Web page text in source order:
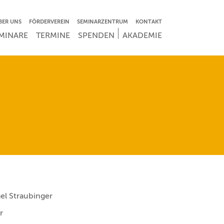
ÜBERSPRINGEN
UNS FÖRDERVEREIN SEMINARZENTRUM KONTAKT
ÜBERSPRINGEN
TERMINE SPENDEN AKADEMIE
Straubinger